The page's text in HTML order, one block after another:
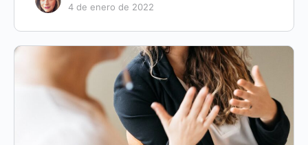
4 de enero de 2022